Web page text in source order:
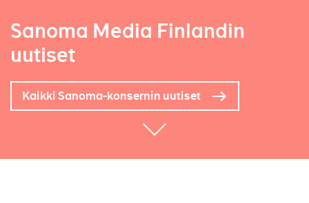
Sanoma Media Finlandin
uutiset
Kaikki Sanoma-konsernin uutiset